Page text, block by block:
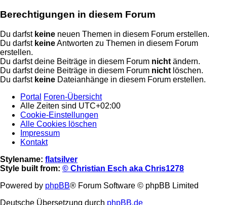
Berechtigungen in diesem Forum
Du darfst keine neuen Themen in diesem Forum erstellen.
Du darfst keineAntworten zu Themen in diesem Forum
erstellen.
Du darfst deine Beiträge in diesem Forum nicht ändern.
Du darfst deine Beiträge in diesem Forum nicht löschen.
Du darfst keine Dateianhänge in diesem Forum erstellen.
Portal
Foren-Übersicht
Alle Zeiten sind UTC+02:00
Cookie-Einstellungen
Alle Cookies löschen
Impressum
Kontakt
Stylename: flatsilver
Style built from: © Christian Esch aka Chris1278
Powered by phpBB® Forum Software © phpBB Limited
Deutsche Übersetzung durch phpBB.de